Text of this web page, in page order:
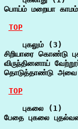
பொய்ம் மறையா காமம்
TOP
    புகலும் (3)
சிறியாரை கொண்டு
விருந்தினனாய்
தொடுத்தாண்டு அவை
TOP
    புகலை (1)
பேதை புகலை